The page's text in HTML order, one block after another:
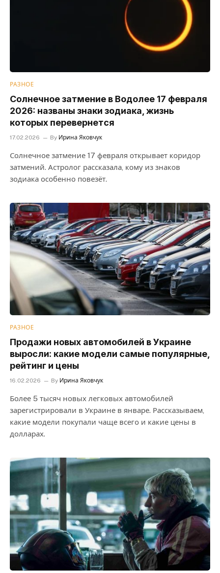
РАЗНОЕ
Солнечное затмение в Водолее 17 февраля
2026: названы знаки зодиака, жизнь
которых перевернется
17.02.2026 By Ирина Яковчук
Солнечное затмение 17 февраля открывает коридор
затмений. Астролог рассказала, кому из знаков
зодиака особенно повезёт.
РАЗНОЕ
Продажи новых автомобилей в Украине
выросли: какие модели самые популярные,
рейтинг и цены
16.02.2026 By Ирина Яковчук
Более 5 тысяч новых легковых автомобилей
зарегистрировали в Украине в январе. Рассказываем,
какие модели покупали чаще всего и какие цены в
долларах.